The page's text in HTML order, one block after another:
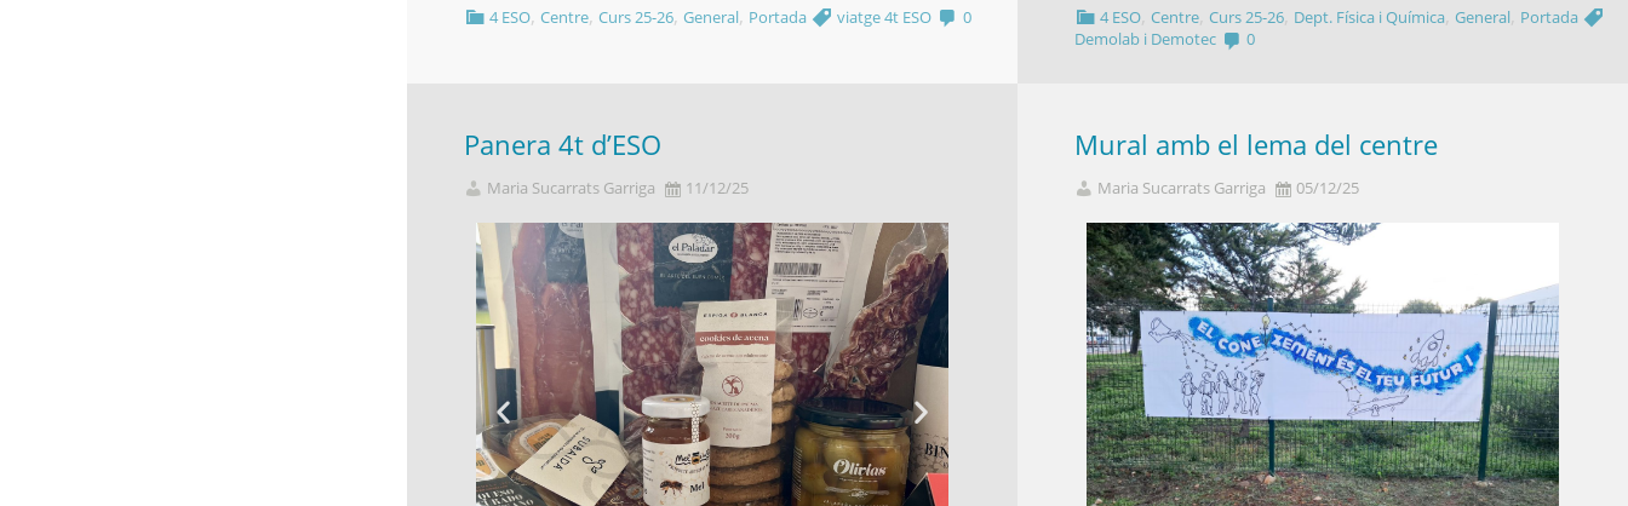
4 ESO,Centre,Curs 25-26,General, Portada viatge 4t ESO 0 4 ESO ,Centre ,Curs 25-26 Dept. Física i Química ,General Portada
Demolab i Demotec
0
Panera 4t d’ESO
Maria Sucarrats Garriga 11/12/25
Mural amb el lema del centre
Maria Sucarrats Garriga 05/12/25